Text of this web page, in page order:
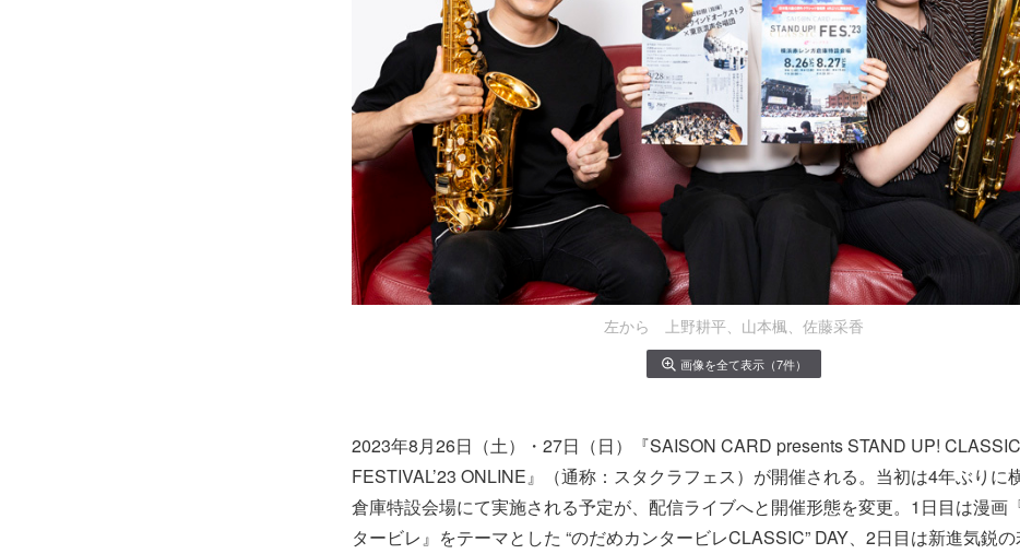
左から 上野耕平、山本楓、佐藤采香
画像を全て表示（7件）
2023年8月26日（土）・27日（日）『SAISON CARD presents STAND UP! CLASSIC
FESTIVAL’23 ONLINE』（通称：スタクラフェス）が開催される。当初は4年ぶりに
倉庫特設会場にて実施される予定が、配信ライブへと開催形態を変更。1日目は漫画
タービレ』をテーマとした “のだめカンタービレCLASSIC” DAY、2日目は新進気鋭